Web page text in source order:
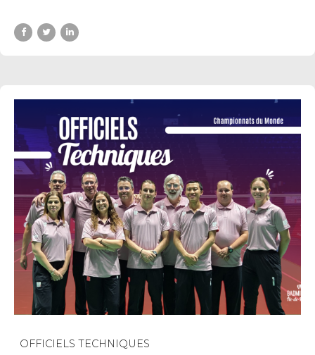
OFFICIELS TECHNIQUES